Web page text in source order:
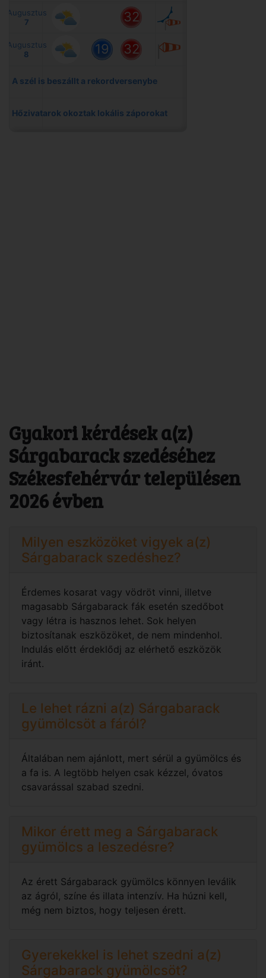
Gyakori kérdések a(z)
Sárgabarack szedéséhez
Székesfehérvár településen
2026 évben
Milyen eszközöket vigyek a(z)
Sárgabarack szedéshez?
Érdemes kosarat vagy vödröt vinni, illetve
magasabb Sárgabarack fák esetén szedőbot
vagy létra is hasznos lehet. Sok helyen
biztosítanak eszközöket, de nem mindenhol.
Indulás előtt érdeklődj az elérhető eszközök
iránt.
Le lehet rázni a(z) Sárgabarack
gyümölcsöt a fáról?
Általában nem ajánlott, mert sérül a gyümölcs és
a fa is. A legtöbb helyen csak kézzel, óvatos
csavarással szabad szedni.
Mikor érett meg a Sárgabarack
gyümölcs a leszedésre?
Az érett Sárgabarack gyümölcs könnyen leválik
az ágról, színe és illata intenzív. Ha húzni kell,
még nem biztos, hogy teljesen érett.
Gyerekekkel is lehet szedni a(z)
Sárgabarack gyümölcsöt?